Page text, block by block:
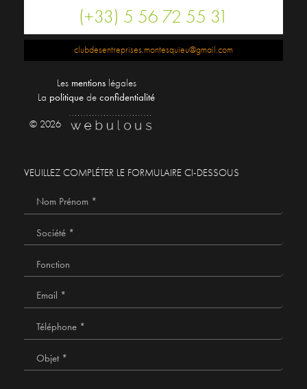
(+33) 5 56 72 55 31
clubdesentreprises.montesquieu@gmail.com
Les mentions légales
La politique de confidentialité
© 2026
VEUILLEZ COMPLÉTER LE FORMULAIRE CI-DESSOUS